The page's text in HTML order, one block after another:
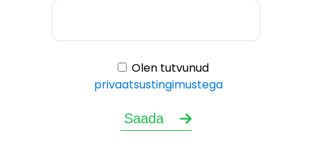
Olen tutvunud
privaatsustingimustega